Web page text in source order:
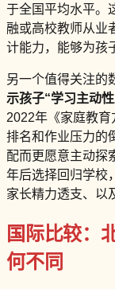
于全国平均水平。
融或高校教师从业
计能力，能够为孩
另一个值得关注的
示孩子“学习主动
2022年《家庭教
排名和作业压力的
配而更愿意主动探
年后选择回归学校
家长精力透支、以
国际比较：
何不同